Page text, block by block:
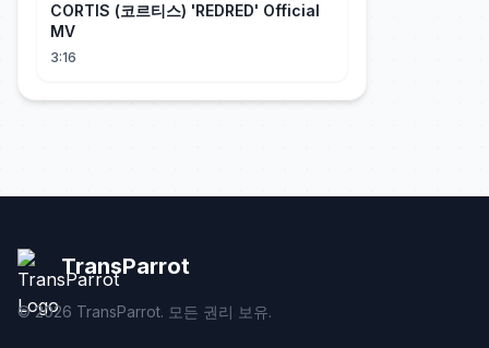
CORTIS (코르티스) 'REDRED' Official
MV
3:16
TransParrot
©2026 TransParrot. 모든 권리 보유.